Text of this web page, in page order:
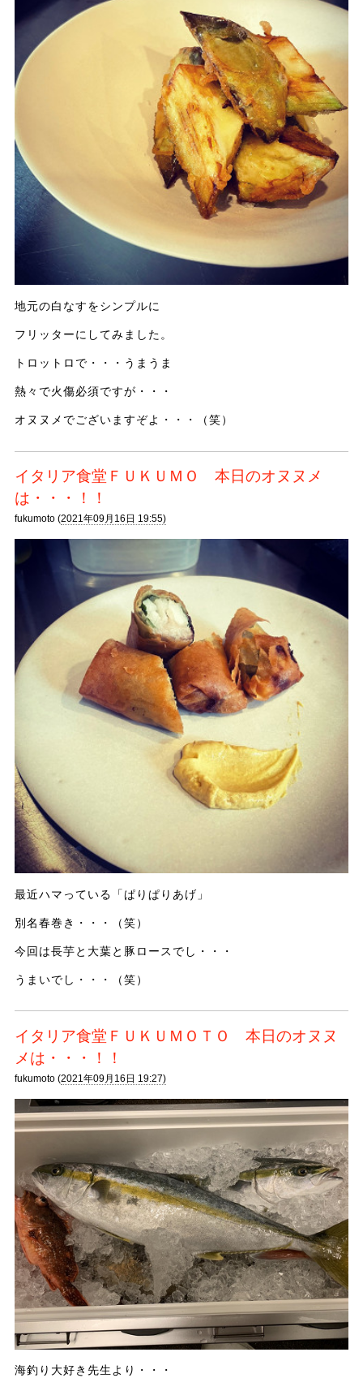
地元の白なすをシンプルに
フリッターにしてみました。
トロットロで・・・うまうま
熱々で火傷必須ですが・・・
オヌヌメでございますぞよ・・・（笑）
イタリア食堂ＦＵＫＵＭＯ 本日のオヌヌメ
は・・・！！
fukumoto (2021年09月16日 19:55)
最近ハマっている「ぱりぱりあげ」
別名春巻き・・・（笑）
今回は長芋と大葉と豚ロースでし・・・
うまいでし・・・（笑）
イタリア食堂ＦＵＫＵＭＯＴＯ 本日のオヌヌ
メは・・・！！
fukumoto (2021年09月16日 19:27)
海釣り大好き先生より・・・